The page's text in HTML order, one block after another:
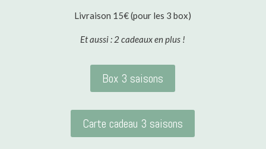
Livraison 15€ (pour les 3 box)
Et aussi : 2 cadeaux en plus !
Box 3 saisons
Carte cadeau 3 saisons